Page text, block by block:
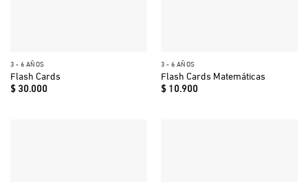
3 - 6 AÑOS
Flash Cards
$30.000
3 - 6 AÑOS
Flash Cards Matemáticas
$10.900